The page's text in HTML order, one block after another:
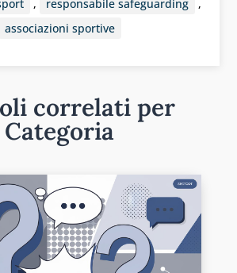
, responsabile safeguarding
,
associazioni sportive
correlati per
Categoria